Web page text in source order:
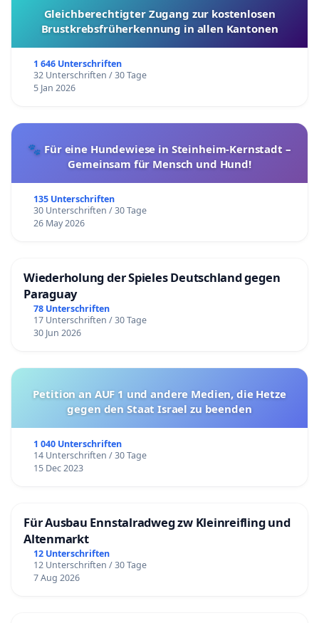
Gleichberechtigter Zugang zur kostenlosen
Brustkrebsfrüherkennung in allen Kantonen
1 646 Unterschriften
32 Unterschriften / 30 Tage
5 Jan 2026
🐾 Für eine Hundewiese in Steinheim-Kernstadt –
Gemeinsam für Mensch und Hund!
135 Unterschriften
30 Unterschriften / 30 Tage
26 May 2026
Wiederholung der Spieles Deutschland gegen
Paraguay
78 Unterschriften
17 Unterschriften / 30 Tage
30 Jun 2026
Petition an AUF 1 und andere Medien, die Hetze
gegen den Staat Israel zu beenden
1 040 Unterschriften
14 Unterschriften / 30 Tage
15 Dec 2023
Für Ausbau Ennstalradweg zw Kleinreifling und
Altenmarkt
12 Unterschriften
12 Unterschriften / 30 Tage
7 Aug 2026